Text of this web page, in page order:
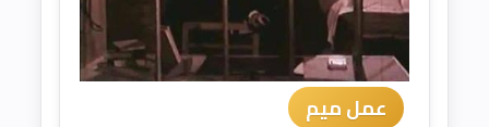
عمل ميم